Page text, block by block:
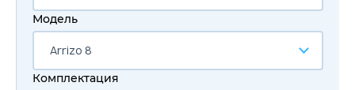
Модель
Arrizo 8
Комплектация